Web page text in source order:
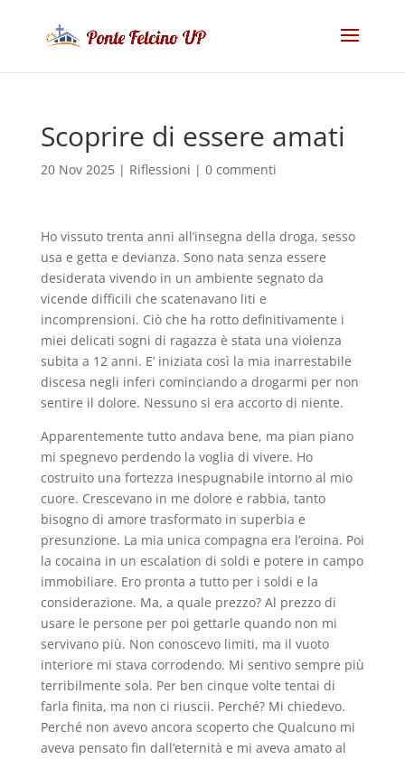
Scoprire di essere amati
20 Nov 2025| Riflessioni | 0 commenti
Ho vissuto trenta anni all’insegna della droga, sesso
usa e getta e devianza. Sono nata senza essere
desiderata vivendo in un ambiente segnato da
vicende difficili che scatenavano liti e
incomprensioni. Ciò che ha rotto definitivamente i
miei delicati sogni di ragazza è stata una violenza
subita a 12 anni. E’ iniziata così la mia inarrestabile
discesa negli inferi cominciando a drogarmi per non
sentire il dolore. Nessuno si era accorto di niente.
Apparentemente tutto andava bene, ma pian piano
mi spegnevo perdendo la voglia di vivere. Ho
costruito una fortezza inespugnabile intorno al mio
cuore. Crescevano in me dolore e rabbia, tanto
bisogno di amore trasformato in superbia e
presunzione. La mia unica compagna era l’eroina. Poi
la cocaina in un escalation di soldi e potere in campo
immobiliare. Ero pronta a tutto per i soldi e la
considerazione. Ma, a quale prezzo? Al prezzo di
usare le persone per poi gettarle quando non mi
servivano più. Non conoscevo limiti, ma il vuoto
interiore mi stava corrodendo. Mi sentivo sempre più
terribilmente sola. Per ben cinque volte tentai di
farla finita, ma non ci riuscii. Perché? Mi chiedevo.
Perché non avevo ancora scoperto che Qualcuno mi
aveva pensato fin dall’eternità e mi aveva amato al